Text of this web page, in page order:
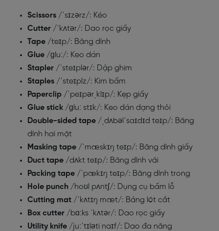
Scissors /ˈsɪzərz/: Kéo
Cutter /ˈkʌtər/: Dao rọc giấy
Tape /teɪp/: Băng dính
Glue /ɡluː/: Keo dán
Stapler /ˈsteɪplər/: Dập ghim
Staples /ˈsteɪplz/: Kim bấm
Paperclip /ˈpeɪpərˌklɪp/: Kẹp giấy
Glue stick /ɡluː stɪk/: Keo dán dạng thỏi
Double-sided tape /ˌdʌbəlˈsaɪdɪd teɪp/: Băng
dính hai mặt
Masking tape /ˈmæskɪŋ teɪp/: Băng dính giấy
Duct tape /dʌkt teɪp/: Băng dính vải
Packing tape /ˈpækɪŋ teɪp/: Băng dính trong
Hole punch /hoʊl pʌntʃ/: Dụng cụ bấm lỗ
Cutting mat /ˈkʌtɪŋ mæt/: Bảng lót cắt
Box cutter /bɑːks ˈkʌtər/: Dao rọc giấy
Utility knife /juːˈtɪləti naɪf/: Dao đa năng